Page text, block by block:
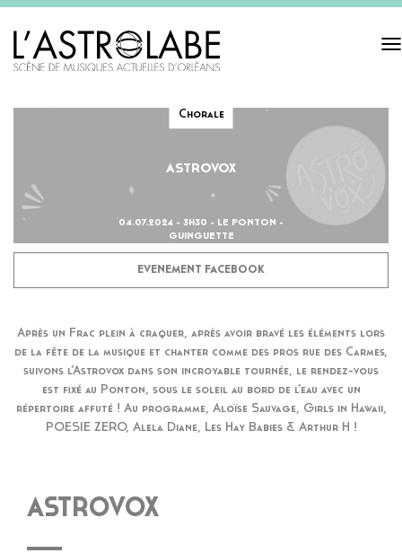
Chorale
ASTROVOX
04.07.2024 - 3H30 - LE PONTON -
GUINGUETTE
EVENEMENT FACEBOOK
Après un Frac plein à craquer, après avoir bravé les éléments lors
de la fête de la musique et chanter comme des pros rue des Carmes,
suivons l’Astrovox dans son incroyable tournée, le rendez-vous
est fixé au Ponton, sous le soleil au bord de l’eau avec un
répertoire affuté ! Au programme, Aloïse Sauvage, Girls in Hawaii,
POESIE ZERO, Alela Diane, Les Hay Babies & Arthur H !
ASTROVOX